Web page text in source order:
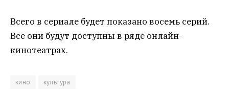
Всего в сериале будет показано восемь серий.
Все они будут доступны в ряде онлайн-
кинотеатрах.
кино культура